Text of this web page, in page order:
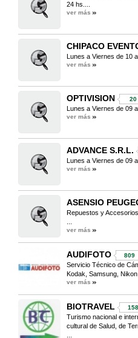
24 hs....
ver más
CHIPACO
Lunes a Viernes de 10 a
ver más
OPTIVISION 20
Lunes a Viernes de 09
ver más
ADVANCE S.R.L.
Lunes a Viernes de 09 a
ver más
ASENSIO
Repuestos y
ver más
AUDIFOTO 809
Servicio Técnico de
Kodak, Samsung,
ver más
BIOTRAVEL 158
Turismo nacional e
cultural de Salud, de